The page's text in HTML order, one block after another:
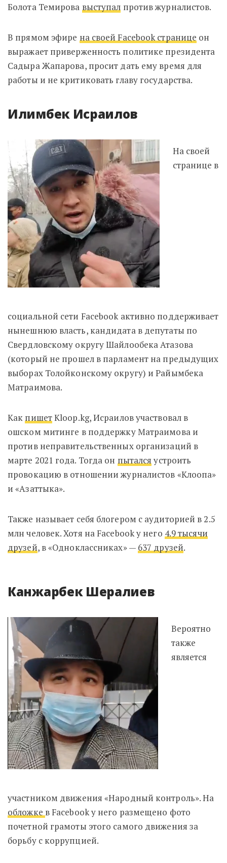
Болота Темирова выступал против журналистов.
В прямом эфире на своей Facebook странице он
выражает приверженность политике президента
Садыра Жапарова, просит дать ему время для
работы и не критиковать главу государства.
Илимбек Исраилов
На своей
странице в
социальной сети Facebook активно поддерживает
нынешнюю власть, кандидата в депутаты по
Свердловскому округу Шайлообека Атазова
(который не прошел в парламент на предыдущих
выборах Толойконскому округу) и Райымбека
Матраимова.
Как пишетKloop.kg, Исраилов участвовал в
ошском митинге в поддержку Матраимова и
против неправительственных организаций в
марте 2021 года. Тогда он пытался устроить
провокацию в отношении журналистов «Клоопа»
и «Азаттыка».
Также называет себя блогером с аудиторией в 2.5
млн человек. Хотя на Facebook у него 4.9 тысячи
друзей, в «Одноклассниках» — 637 друзей.
Канжарбек Шералиев
Вероятно
также
является
участником движения «Народный контроль». На
обложке в Facebook у него размещено фото
почетной грамоты этого самого движения за
борьбу с коррупцией.